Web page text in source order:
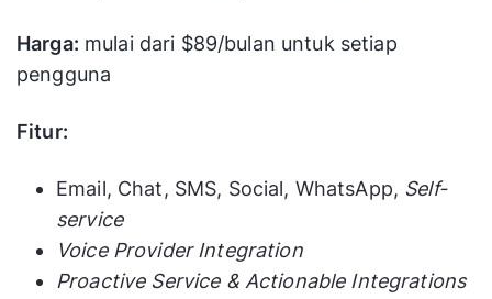
Harga: mulai dari $89/bulan untuk setiap
pengguna
Fitur:
Email, Chat, SMS, Social, WhatsApp, Self-
service
Voice Provider Integration
Proactive Service & Actionable Integrations